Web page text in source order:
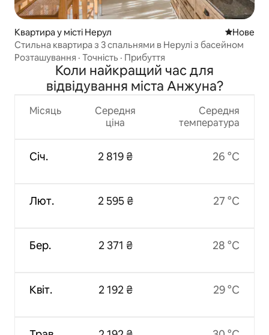
Квартира у місті Нерул Нове
Нове
Стильна квартира з 3 спальнями в Нерулі з басейном
Розташування · Точність · Прибуття
Коли найкращий час для
відвідування міста Анжуна?
Місяць
Січ.
Лют.
Бер.
Квіт.
Середня
ціна
2 819 ₴
2 595 ₴
2 371 ₴
2 192 ₴
Середня
температура
26 °C
27 °C
28 °C
29 °C